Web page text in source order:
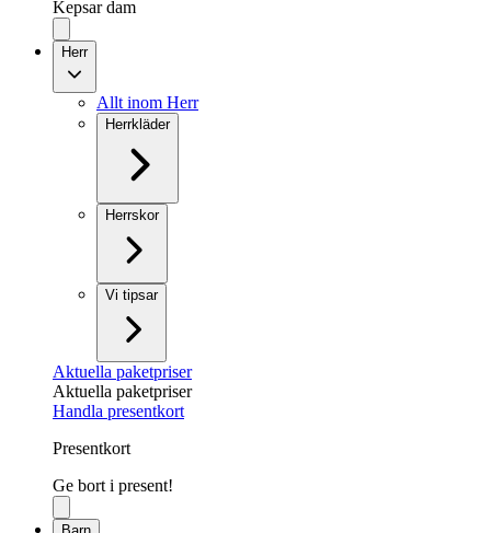
Kepsar dam
Herr
Allt inom Herr
Herrkläder
Herrskor
Vi tipsar
Aktuella paketpriser
Aktuella paketpriser
Handla presentkort
Presentkort
Ge bort i present!